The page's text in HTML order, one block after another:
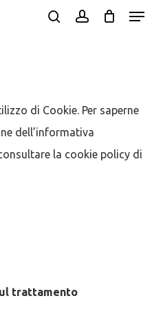
Menu
di Cookie. Per saperne
dell’informativa
la cookie policy di
trattamento